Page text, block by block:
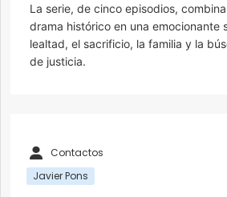
La serie, de cinco episodios,
drama histórico en una emocionante
lealtad, el sacrificio, la familia y la
de justicia.
Contactos
Javier Pons